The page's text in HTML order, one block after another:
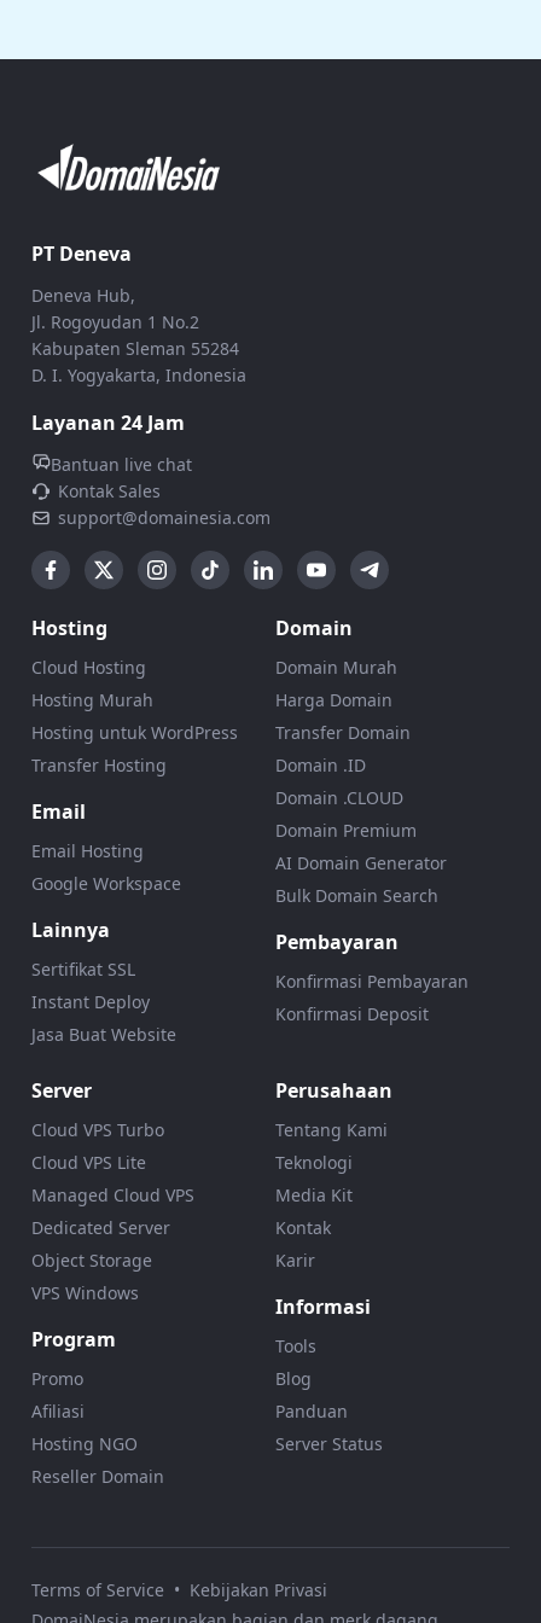
PT Deneva
Deneva Hub,
Jl. Rogoyudan 1 No.2
Kabupaten Sleman 55284
D. I. Yogyakarta, Indonesia
Layanan 24 Jam
Bantuan live chat
Kontak Sales
support@domainesia.com
Hosting
Cloud Hosting
Hosting Murah
Hosting untuk WordPress
Transfer Hosting
Email
Email Hosting
Google Workspace
Lainnya
Sertifikat SSL
Instant Deploy
Jasa Buat Website
Domain
Domain Murah
Harga Domain
Transfer Domain
Domain .ID
Domain .CLOUD
Domain Premium
AI Domain Generator
Bulk Domain Search
Pembayaran
Konfirmasi Pembayaran
Konfirmasi Deposit
Server
Cloud VPS Turbo
Cloud VPS Lite
Managed Cloud VPS
Dedicated Server
Object Storage
VPS Windows
Program
Promo
Afiliasi
Hosting NGO
Reseller Domain
Perusahaan
Tentang Kami
Teknologi
Media Kit
Kontak
Karir
Informasi
Tools
Blog
Panduan
Server Status
Terms of Service • Kebijakan Privasi